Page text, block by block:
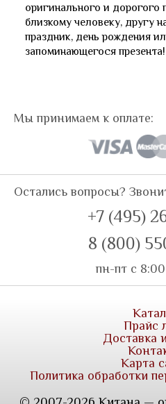
оригинального и дорогого
близкому человеку, другу
праздник, день рождения
запоминающегося презента!
Мы принимаем к оплате:
Остались вопросы?
+7 (495)
8 (800)
пн-пт с
Прайс
Доставка
Карта
Политика обработки